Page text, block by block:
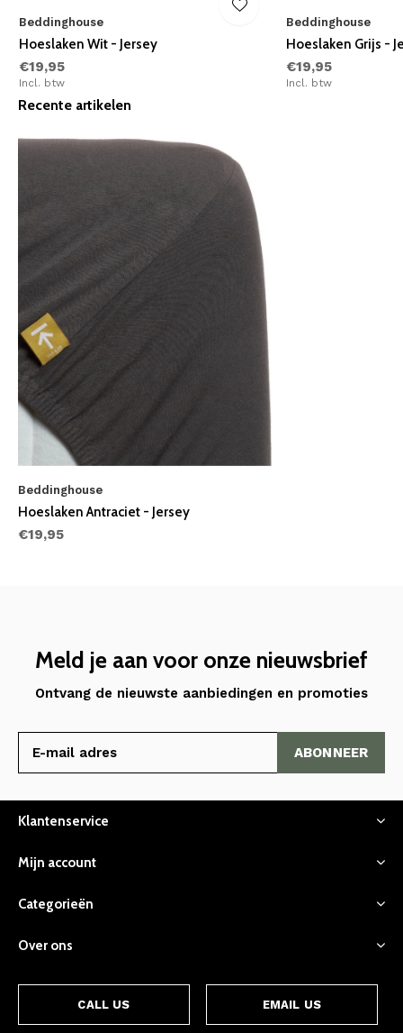
Beddinghouse
Hoeslaken Wit - Jersey
€19,95
Incl. btw
Beddinghouse
Hoeslaken Grijs -
€19,95
Incl. btw
Recente artikelen
Beddinghouse
Hoeslaken Antraciet - Jersey
€19,95
Meld je aan voor onze nieuwsbrief
Ontvang de nieuwste aanbiedingen en promoties
ABONNEER
Klantenservice
Mijn account
Categorieën
Over ons
CALL US EMAIL US